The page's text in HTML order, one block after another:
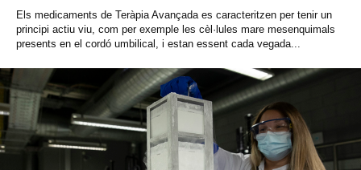
Els medicaments de Teràpia Avançada es caracteritzen per tenir un
principi actiu viu, com per exemple les cèl·lules mare mesenquimals
presents en el cordó umbilical, i estan essent cada vegada...